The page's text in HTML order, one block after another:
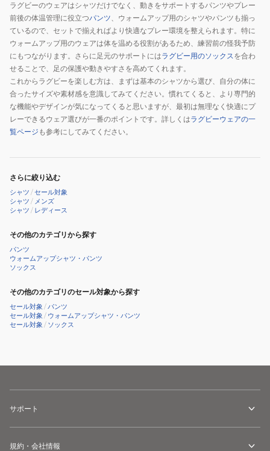
イ
ト
ジ
ャ
ー
ジ
ー
RG325789
29
ラグビーのウェアはシャツだけでなく、動きをサポートするパンツやプレー
前後の体温管理に役立つパンツ、ウォームアップ用のシャツやパンツも揃っ
ているので、セットで揃えればより快適なプレー環境を整えられます。特に
ウォームアップ用のウェアは体を温める役割があるため、練習前の怪我予防
にもつながります。さらに足元のサポートにはラグビー用のソックスを合わ
せることで、足の保護や動きやすさを高めてくれます。
これからラグビーを楽しむ方は、まずは基本のシャツから選び、自分の体に
合ったサイズや素材感を意識してみてください。慣れてくると、より専門的
な機能やデザインが気になってくると思いますが、最初は無理なく快適にプ
レーできるウェア選びが一番のポイントです。詳しくはラグビーウェアの一
覧ページ も参考にしてみてください。
さらに絞り込む
シャツ /セール対象
シャツ / メンズ
シャツ / レディース
その他のカテゴリから探す
パンツ
ウォームアップシャツ・パンツ
ソックス
その他のカテゴリのセール対象から探す
セール対象 /パンツ
セール対象 / ウォームアップシャツ・パンツ
セール対象 / ソックス
サポート
規約・会社情報